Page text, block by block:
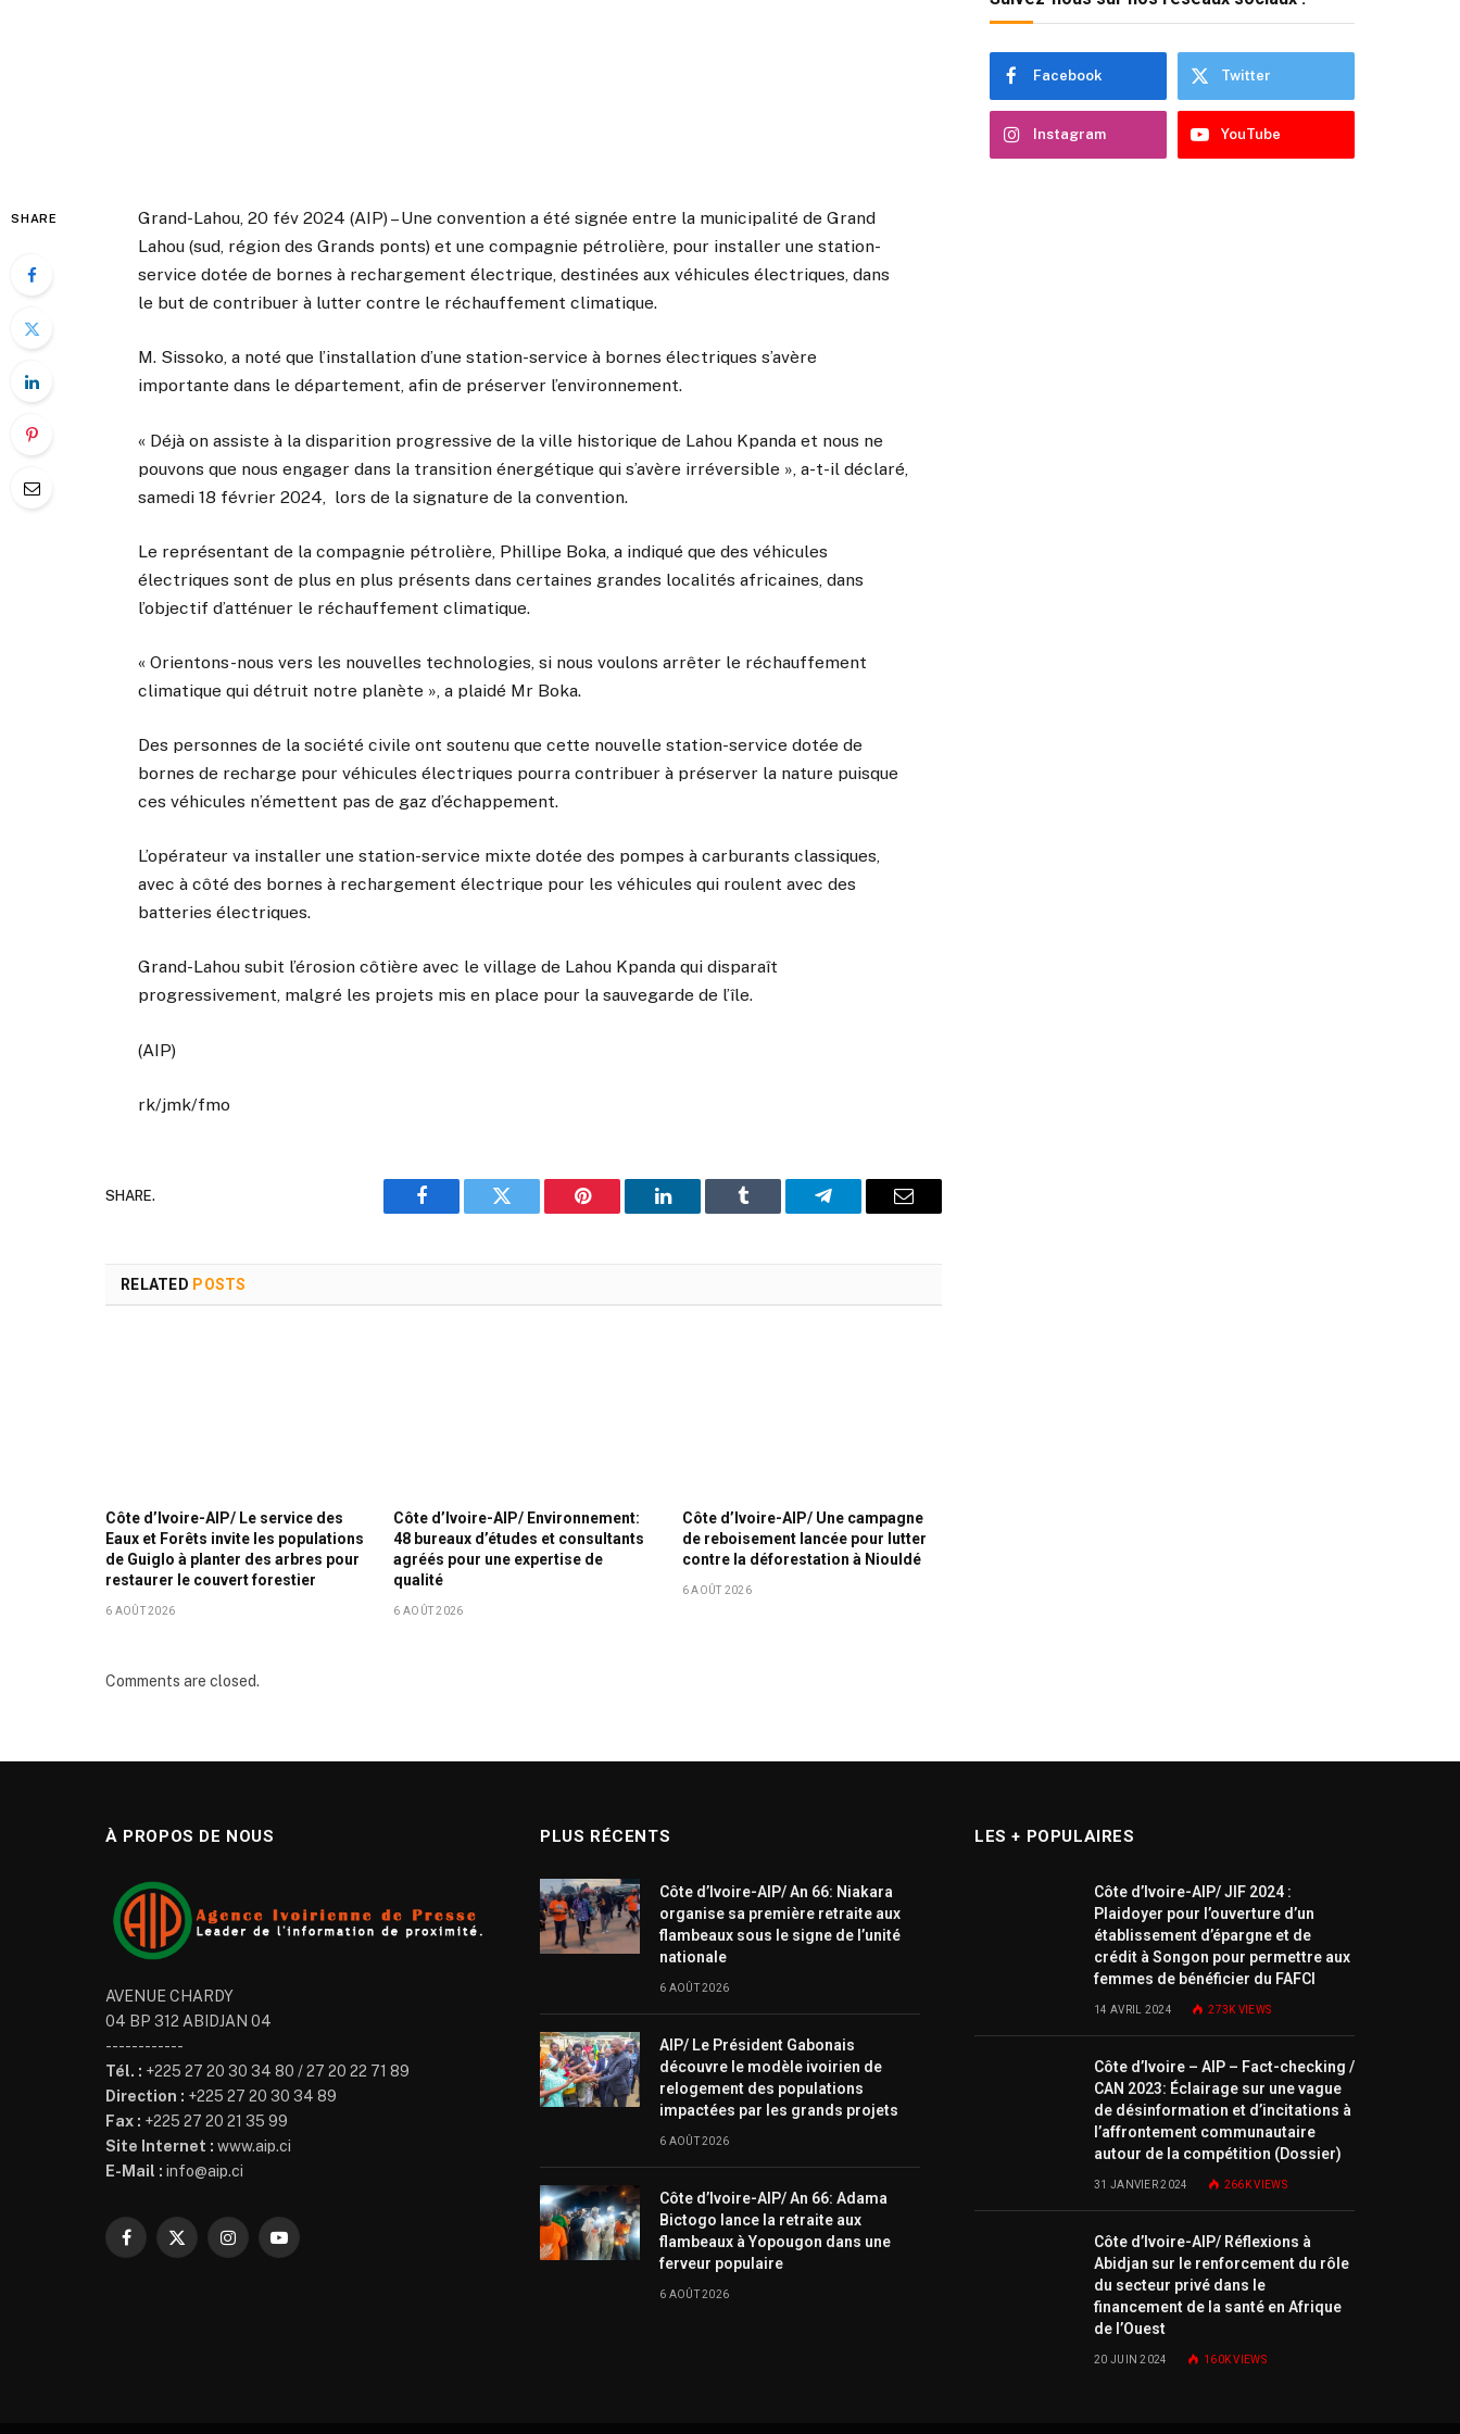
SHARE
Grand-Lahou, 20 fév 2024 (AIP) – Une convention a été signée entre la municipalité de Grand
Lahou (sud, région des Grands ponts) et une compagnie pétrolière, pour installer une station-
service dotée de bornes à rechargement électrique, destinées aux véhicules électriques, dans
le but de contribuer à lutter contre le réchauffement climatique.
M. Sissoko, a noté que l’installation d’une station-service à bornes électriques s’avère
importante dans le département, afin de préserver l’environnement.
« Déjà on assiste à la disparition progressive de la ville historique de Lahou Kpanda et nous ne
pouvons que nous engager dans la transition énergétique qui s’avère irréversible », a-t-il déclaré,
samedi 18 février 2024, lors de la signature de la convention.
Le représentant de la compagnie pétrolière, Phillipe Boka, a indiqué que des véhicules
électriques sont de plus en plus présents dans certaines grandes localités africaines, dans
l’objectif d’atténuer le réchauffement climatique.
« Orientons-nous vers les nouvelles technologies, si nous voulons arrêter le réchauffement
climatique qui détruit notre planète », a plaidé Mr Boka.
Des personnes de la société civile ont soutenu que cette nouvelle station-service dotée de
bornes de recharge pour véhicules électriques pourra contribuer à préserver la nature puisque
ces véhicules n’émettent pas de gaz d’échappement.
L’opérateur va installer une station-service mixte dotée des pompes à carburants classiques,
avec à côté des bornes à rechargement électrique pour les véhicules qui roulent avec des
batteries électriques.
Grand-Lahou subit l’érosion côtière avec le village de Lahou Kpanda qui disparaît
progressivement, malgré les projets mis en place pour la sauvegarde de l’île.
(AIP)
rk/jmk/fmo
SHARE.
Facebook Twitter Pinterest LinkedIn Tumblr Telegram Email
RELATED POSTS
Côte d’Ivoire-AIP/ Le service des
Eaux et Forêts invite les populations
de Guiglo à planter des arbres pour
restaurer le couvert forestier
6 AOÛT 2026
Côte d’Ivoire-AIP/ Environnement:
48 bureaux d’études et consultants
agréés pour une expertise de
qualité
6 AOÛT 2026
Côte d’Ivoire-AIP/ Une campagne
de reboisement lancée pour lutter
contre la déforestation à Niouldé
6 AOÛT 2026
Comments are closed.
Facebook Twitter
Instagram YouTube
À PROPOS DE NOUS
AVENUE CHARDY
04 BP 312 ABIDJAN 04
------------
Tél. : +225 27 20 30 34 80 / 27 20 22 71 89
Direction : +225 27 20 30 34 89
Fax : +225 27 20 21 35 99
Site Internet : www.aip.ci
E-Mail : info@aip.ci
Facebook
X
InstagramYouTube
PLUS RÉCENTS
Côte d’Ivoire-AIP/ An 66: Niakara
organise sa première retraite aux
flambeaux sous le signe de l’unité
nationale
6 AOÛT 2026
AIP/ Le Président Gabonais
découvre le modèle ivoirien de
relogement des populations
impactées par les grands projets
6 AOÛT 2026
Côte d’Ivoire-AIP/ An 66: Adama
Bictogo lance la retraite aux
flambeaux à Yopougon dans une
ferveur populaire
6 AOÛT 2026
LES + POPULAIRES
Côte d’Ivoire-AIP/ JIF 2024 :
Plaidoyer pour l’ouverture d’un
établissement d’épargne et de
crédit à Songon pour permettre aux
femmes de bénéficier du FAFCI
14 AVRIL 2024 273KVIEWS
Côte d’Ivoire – AIP – Fact-checking /
CAN 2023: Éclairage sur une vague
de désinformation et d’incitations à
l’affrontement communautaire
autour de la compétition (Dossier)
31 JANVIER 2024 266KVIEWS
Côte d’Ivoire-AIP/ Réflexions à
Abidjan sur le renforcement du rôle
du secteur privé dans le
financement de la santé en Afrique
de l’Ouest
20 JUIN 2024 160KVIEWS